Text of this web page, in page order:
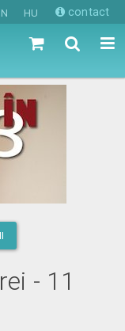
HU contact
- 11